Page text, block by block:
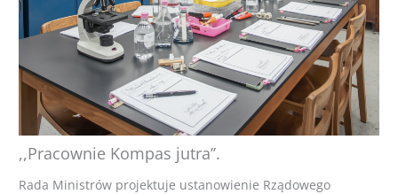
,,Pracownie Kompas jutra’’.
Rada Ministrów projektuje ustanowienie Rządowego